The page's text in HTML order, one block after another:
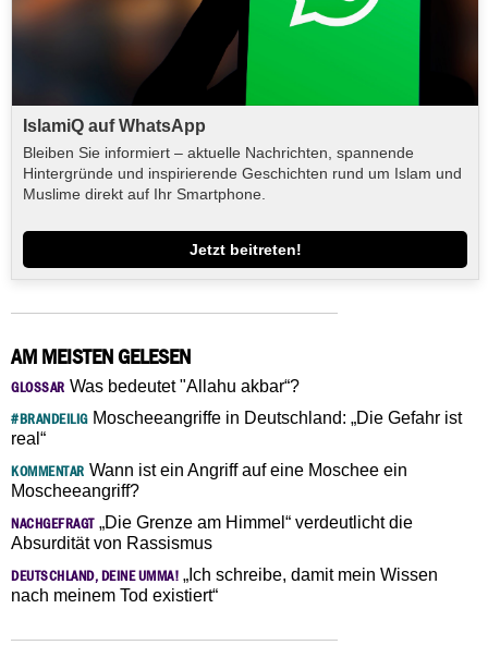
IslamiQ auf WhatsApp
Bleiben Sie informiert – aktuelle Nachrichten, spannende
Hintergründe und inspirierende Geschichten rund um Islam und
Muslime direkt auf Ihr Smartphone.
Jetzt beitreten!
AM MEISTEN GELESEN
GLOSSAR Was bedeutet "Allahu akbar“?
#BRANDEILIGMoscheeangriffe in Deutschland: „Die Gefahr ist
real“
KOMMENTAR Wann ist ein Angriff auf eine Moschee ein
Moscheeangriff?
NACHGEFRAGT„Die Grenze am Himmel“ verdeutlicht die
Absurdität von Rassismus
DEUTSCHLAND, DEINE UMMA! „Ich schreibe, damit mein Wissen
nach meinem Tod existiert“